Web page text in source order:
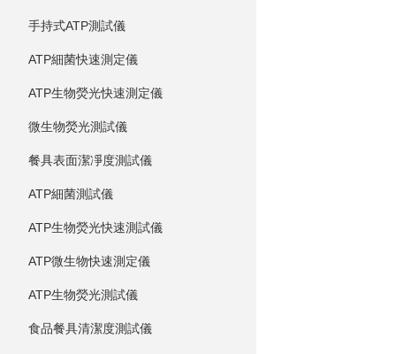
手持式ATP測試儀
ATP細菌快速測定儀
ATP生物熒光快速測定儀
微生物熒光測試儀
餐具表面潔凈度測試儀
ATP細菌測試儀
ATP生物熒光快速測試儀
ATP微生物快速測定儀
ATP生物熒光測試儀
食品餐具清潔度測試儀